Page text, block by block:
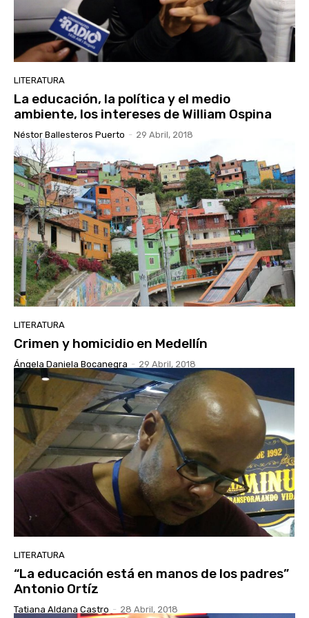
LITERATURA
La educación, la política y el medio
ambiente, los intereses de William Ospina
Néstor Ballesteros Puerto - 29 Abril, 2018
LITERATURA
Crimen y homicidio en Medellín
Ángela Daniela Bocanegra - 29 Abril, 2018
LITERATURA
“La educación está en manos de los padres”
Antonio Ortíz
Tatiana Aldana Castro - 28 Abril, 2018